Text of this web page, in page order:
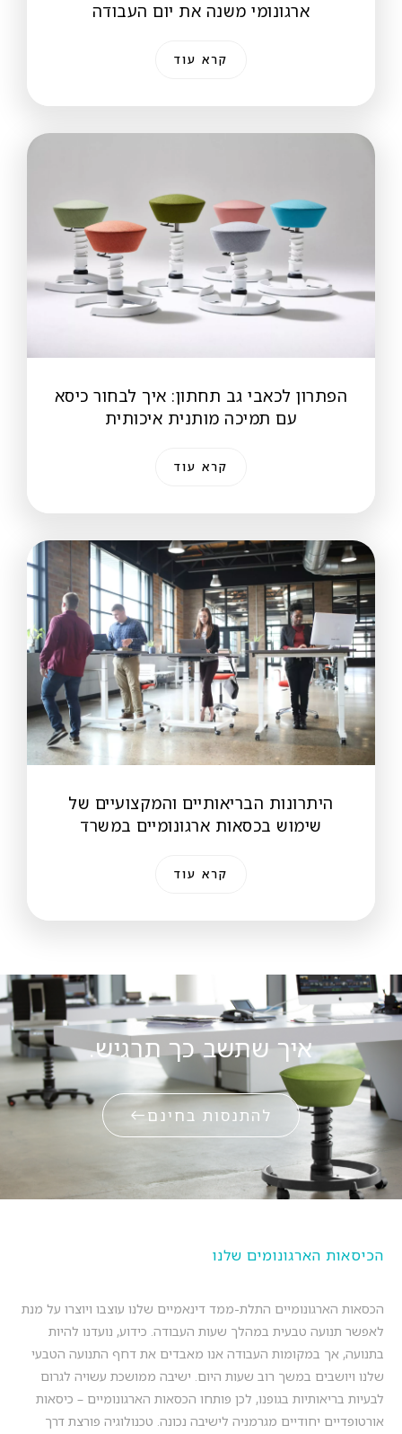
ארגונומי משנה את יום העבודה
קרא עוד
הפתרון לכאבי גב תחתון: איך לבחור כיסא
עם תמיכה מותנית איכותית
קרא עוד
היתרונות הבריאותיים והמקצועיים של
שימוש בכסאות ארגונומיים במשרד
קרא עוד
איך שתשב כך תרגיש.
להתנסות בחינם
הכיסאות הארגונומים שלנו
הכסאות הארגונומיים התלת-ממד דינאמיים שלנו עוצבו ויוצרו על מנת
לאפשר תנועה טבעית במהלך שעות העבודה. כידוע, נועדנו להיות
בתנועה, אך במקומות העבודה אנו מאבדים את דחף התנועה הטבעי
שלנו ויושבים במשך רוב שעות היום. ישיבה ממושכת עשויה לגרום
לבעיות בריאותיות בגופנו, לכן פותחו הכסאות הארגונומיים – כיסאות
אורטופדיים יחודיים מגרמניה לישיבה נכונה. טכנולוגיה פורצת דרך